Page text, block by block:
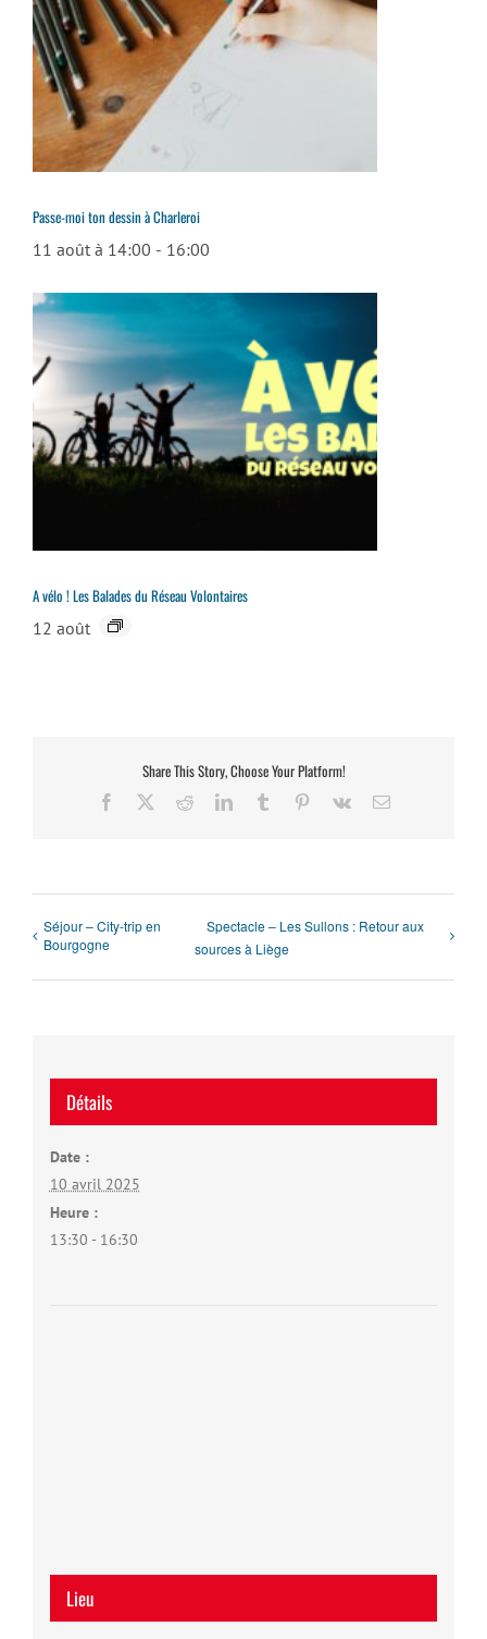
Passe-moi ton dessin à Charleroi
11 août à 14:00 - 16:00
A vélo ! Les Balades du Réseau Volontaires
12 août
Share This Story, Choose Your Platform!
Facebook RedditLinkedInTumblr Pinterest
Vk Email
Séjour – City-trip en
Bourgogne
Spectacle – Les Sullons : Retour aux
sources à Liège
Détails
Date :
10 avril 2025
Heure :
13:30 - 16:30
Lieu